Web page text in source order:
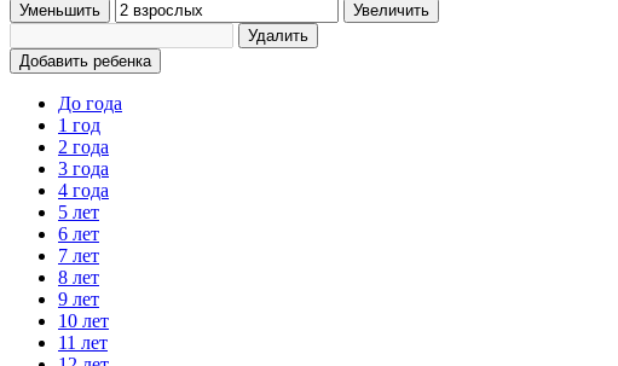
Уменьшить
Увеличить
Удалить
Добавить ребенка
До года
1 год
2 года
3 года
4 года
5 лет
6 лет
7 лет
8 лет
9 лет
10 лет
11 лет